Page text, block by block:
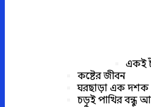
একই
কষ্টের জীবন
ঘরছাড়া এক দশক
চড়ুই পাখির বন্ধু